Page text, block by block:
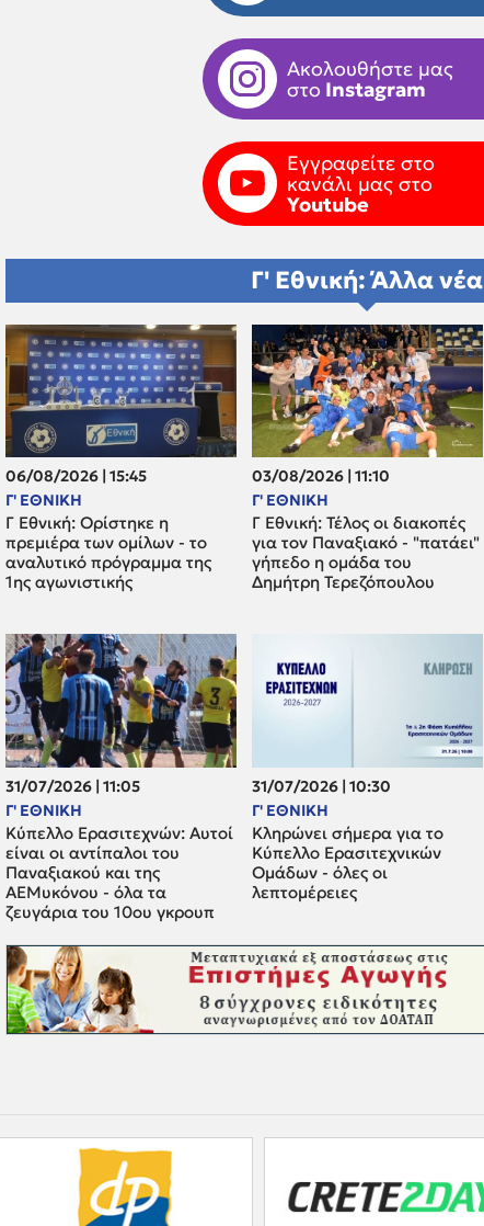
Ακολουθήστε μας
στο Instagram
Εγγραφείτε στο
κανάλι μας στο
Youtube
Γ' Εθνική: Άλλα νέα
06/08/2026 | 15:45
Γ' ΕΘΝΙΚΗ
Γ Εθνική: Ορίστηκε η
πρεμιέρα των ομίλων - το
αναλυτικό πρόγραμμα της
1ης αγωνιστικής
03/08/2026 | 11:10
Γ' ΕΘΝΙΚΗ
Γ Εθνική: Τέλος οι διακοπές
για τον Παναξιακό - "πατάει"
γήπεδο η ομάδα του
Δημήτρη Τερεζόπουλου
31/07/2026 | 11:05
Γ' ΕΘΝΙΚΗ
Κύπελλο Ερασιτεχνών: Αυτοί
είναι οι αντίπαλοι του
Παναξιακού και της
ΑΕΜυκόνου - όλα τα
ζευγάρια του 10ου γκρουπ
31/07/2026 | 10:30
Γ' ΕΘΝΙΚΗ
Κληρώνει σήμερα για το
Κύπελλο Ερασιτεχνικών
Ομάδων - όλες οι
λεπτομέρειες